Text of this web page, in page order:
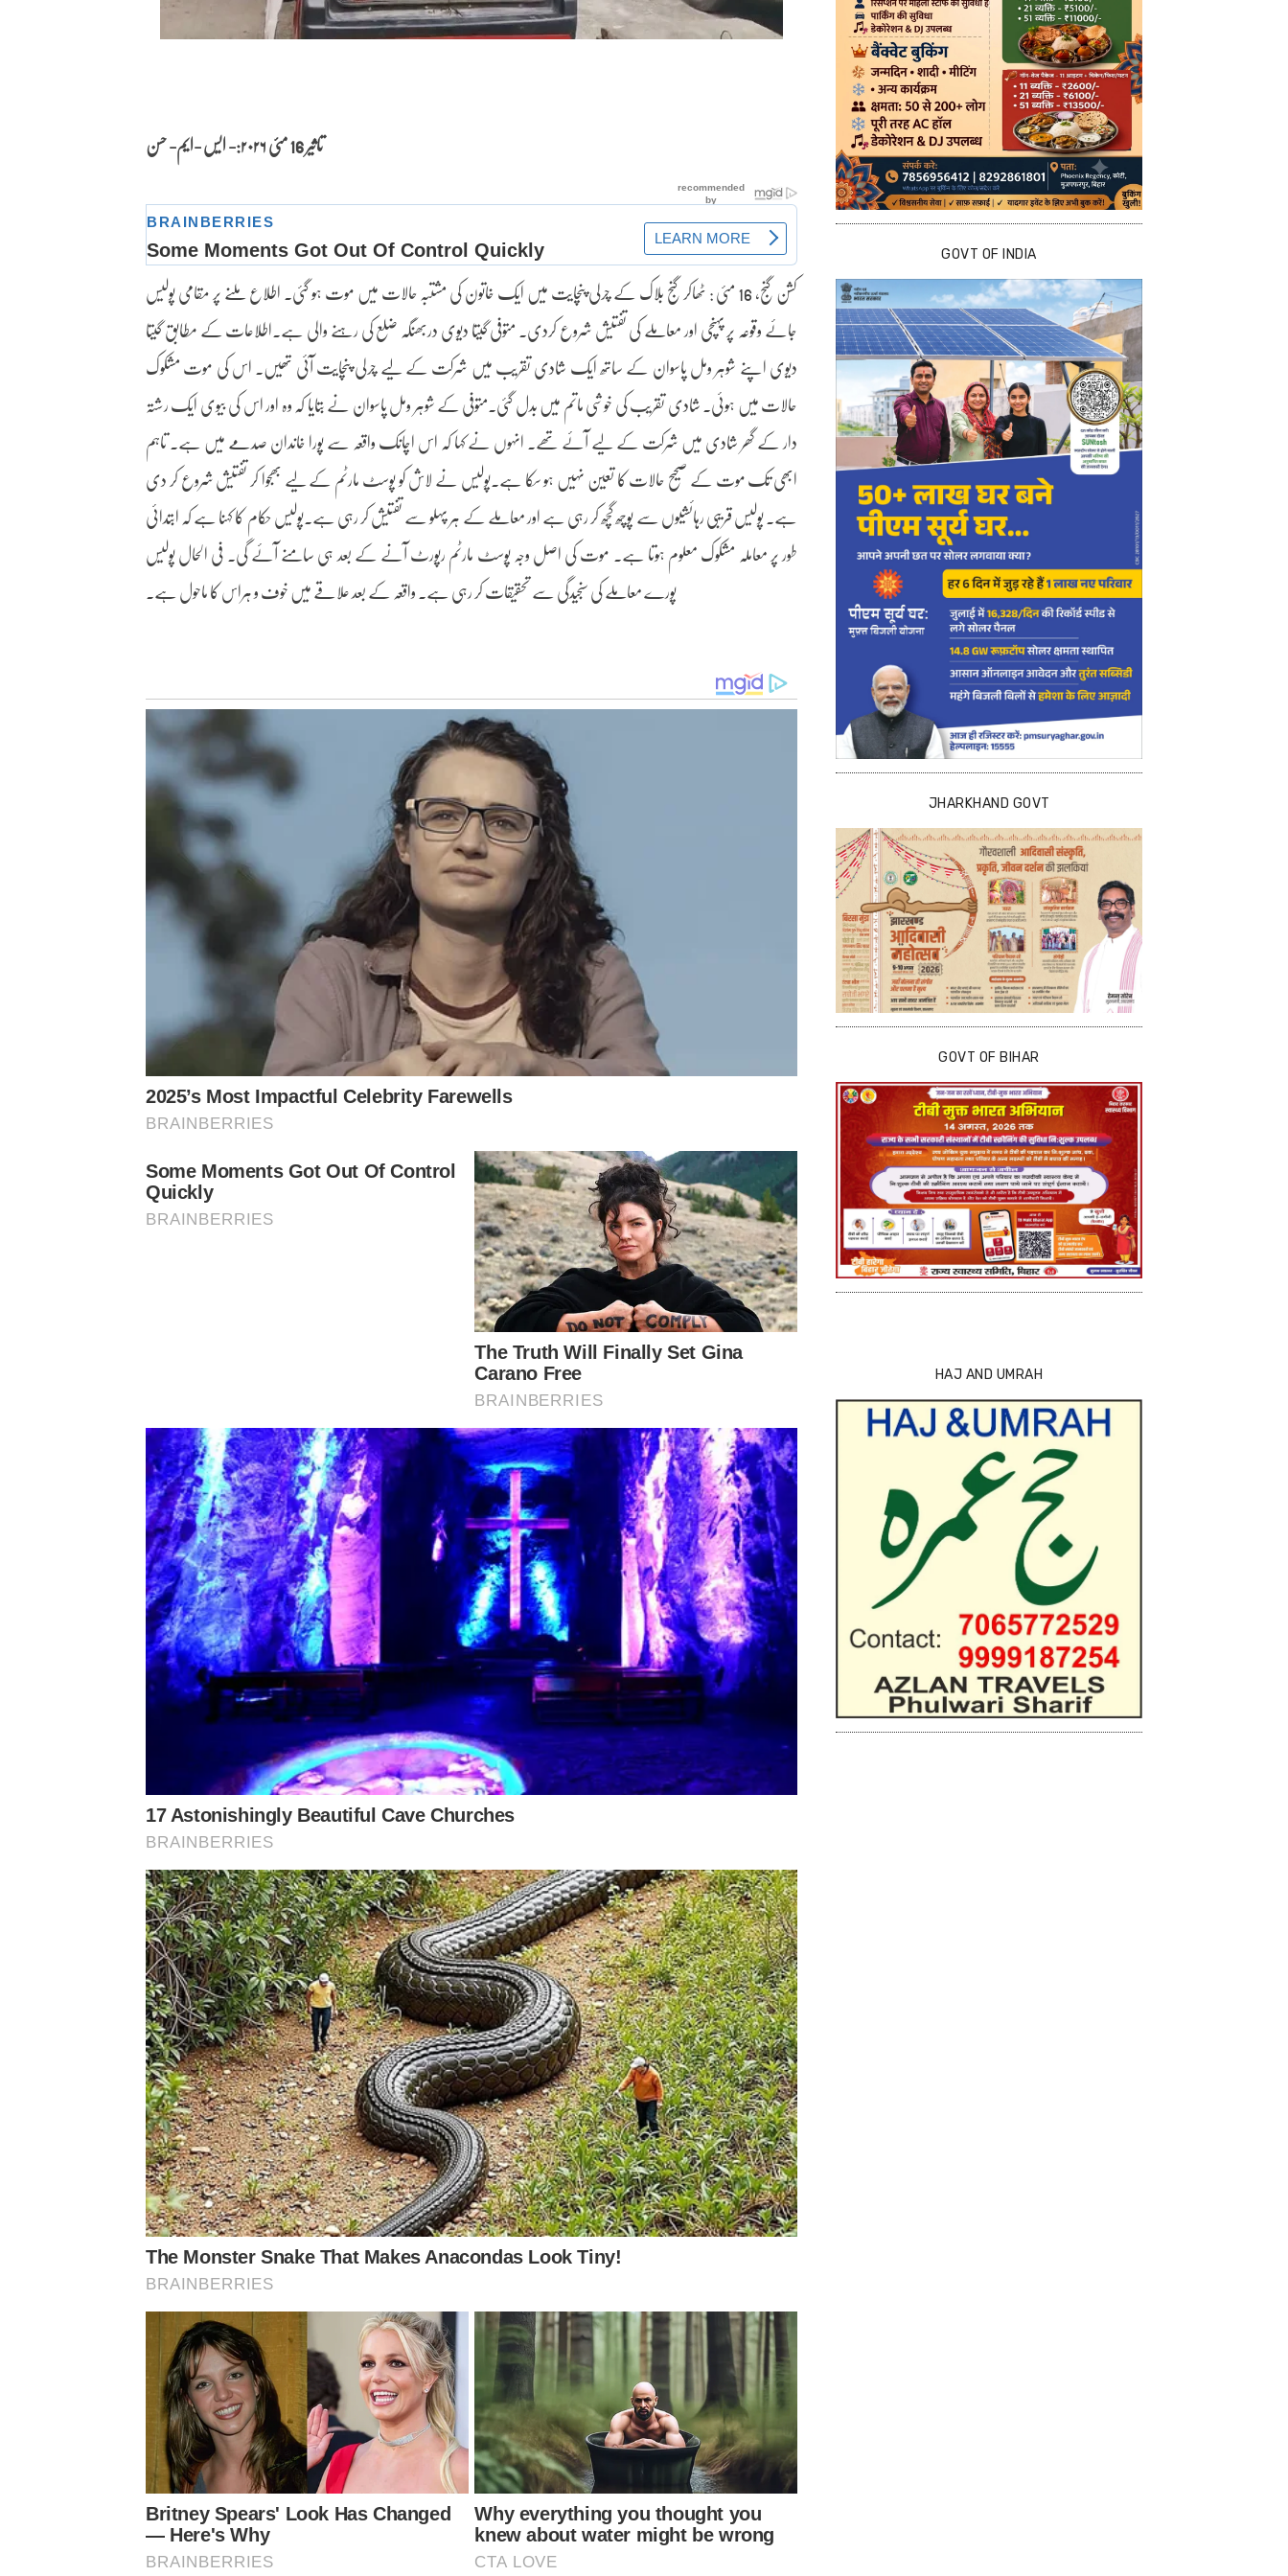
تاثیر 16 مئی ۲۰۲۶:- ایس -ایم- حسن
کشن گنج، 16 مئی : ٹھاکر گنج بلاک کے چرلی پنچایت میں ایک خاتون کی مشتبہ حالات میں موت ہو گئی۔ اطلاع ملنے پر مقامی پولیس
جائے وقوعہ پر پہنچی اور معاملے کی تفتیش شروع کردی۔ متوفی گیتا دیوی دربھنگہ ضلع کی رہنے والی ہے۔اطلاعات کے مطابق گیتا
دیوی اپنے شوہر ومل پاسوان کے ساتھ ایک شادی تقریب میں شرکت کے لیے چرلی پنچایت آئی تھیں۔ اس کی موت مشکوک
حالات میں ہوئی۔ شادی تقریب کی خوشی ماتم میں بدل گئی۔متوفی کے شوہر ومل پاسوان نے بتایا کہ وہ اور اس کی بیوی ایک رشتہ
دار کے گھر شادی میں شرکت کے لیے آئے تھے۔ انہوں نے کہا کہ اس اچانک واقعہ سے پورا خاندان صدمے میں ہے۔ تاہم
ابھی تک موت کے صحیح حالات کا تعین نہیں ہو سکا ہے۔پولیس نے لاش کو پوسٹ مارٹم کے لیے بھجوا کر تفتیش شروع کر دی
ہے۔ پولیس قریبی رہائشیوں سے پوچھ گچھ کر رہی ہے اور معاملے کے ہر پہلو سے تفتیش کر رہی ہے۔پولیس حکام کا کہنا ہے کہ ابتدائی
طور پر معاملہ مشکوک معلوم ہوتا ہے۔ موت کی اصل وجہ پوسٹ مارٹم رپورٹ آنے کے بعد ہی سامنے آئے گی۔ فی الحال پولیس
پورے معاملے کی سنجیدگی سے تحقیقات کر رہی ہے۔ واقعہ کے بعد علاقے میں خوف و ہراس کا ماحول ہے۔
GOVT OF INDIA
JHARKHAND GOVT
GOVT OF BIHAR
HAJ AND UMRAH